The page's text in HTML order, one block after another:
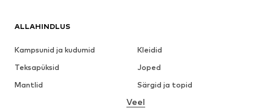
ALLAHINDLUS
Kampsunid ja kudumid
Kleidid
Teksapüksid
Joped
Mantlid
Särgid ja topid
Pesu
Veel